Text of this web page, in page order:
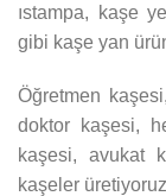
ıstampa, kaşe
gibi kaşe yan
Öğretmen
doktor kaşesi,
kaşesi, avukat
kaşeler